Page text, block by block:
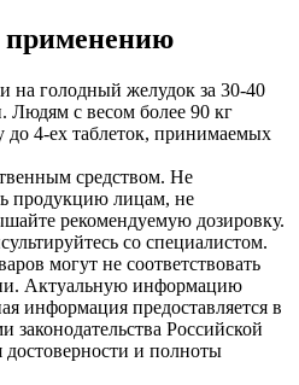
применению
на голодный желудок за 30-40
с весом более 90 кг
до 4-ех таблеток, принимаемых
средством. Не
продукцию лицам, не
рекомендуемую дозировку.
со специалистом.
могут не соответствовать
Актуальную информацию
информация предоставляется в
законодательства Российской
и полноты